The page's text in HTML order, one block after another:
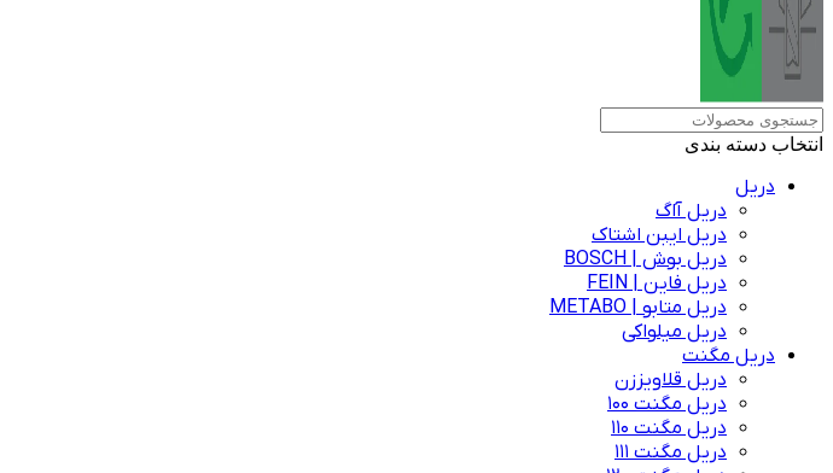
انتخاب دسته بندی
دریل
دریل آاگ
دریل ایبن اشتاک
دریل بوش | BOSCH
دریل فاین | FEIN
دریل متابو | METABO
دریل میلواکی
دریل مگنت
دریل قلاویززن
دریل مگنت 100
دریل مگنت 110
دریل مگنت 111